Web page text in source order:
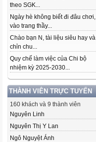
theo SGK...
Ngày hè không biết đi đâu chơi,
vào trang thầy...
Chào bạn N, tài liệu siêu hay và
chỉn chu...
Quy chế làm việc của Chi bộ
nhiệm kỳ 2025-2030...
THÀNH VIÊN TRỰC TUYẾN
160 khách và 9 thành viên
Nguyên Linh
Nguyên Thị Y Lan
Ngô Nguyệt Ánh